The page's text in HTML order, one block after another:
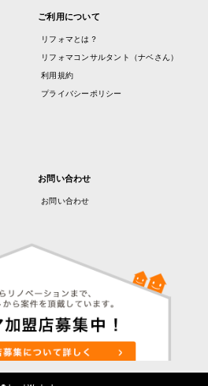
ご利用について
リフォマとは？
リフォマコンサルタント（ナベさん）
利用規約
プライバシーポリシー
お問い合わせ
お問い合わせ